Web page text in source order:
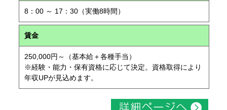
8：00 ～ 17：30（実働8時間）
賃金
250,000円～（基本給＋各種手当）
※経験・能力・保有資格に応じて決定。資格取得により
年収UPが見込めます。